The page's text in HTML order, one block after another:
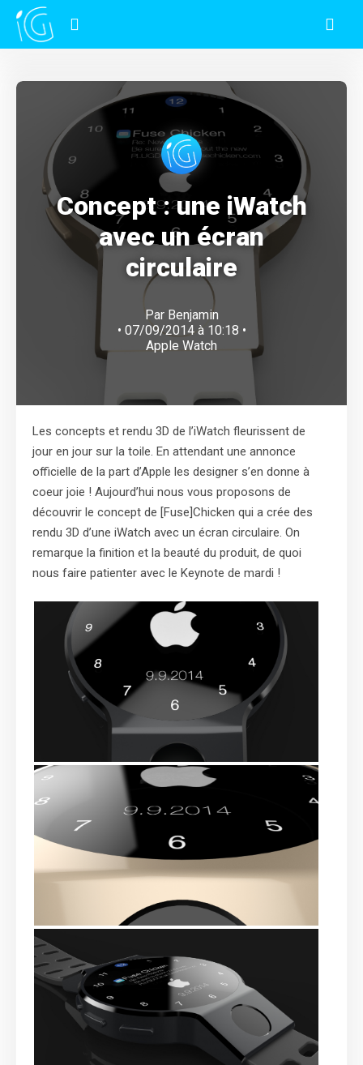
Concept : une iWatch
avec un écran
circulaire
Par Benjamin
• 07/09/2014 à 10:18 •
Apple Watch
Les concepts et rendu 3D de l’iWatch fleurissent de
jour en jour sur la toile. En attendant une annonce
officielle de la part d’Apple les designer s’en donne à
coeur joie ! Aujourd’hui nous vous proposons de
découvrir le concept de [Fuse]Chicken qui a crée des
rendu 3D d’une iWatch avec un écran circulaire. On
remarque la finition et la beauté du produit, de quoi
nous faire patienter avec le Keynote de mardi !